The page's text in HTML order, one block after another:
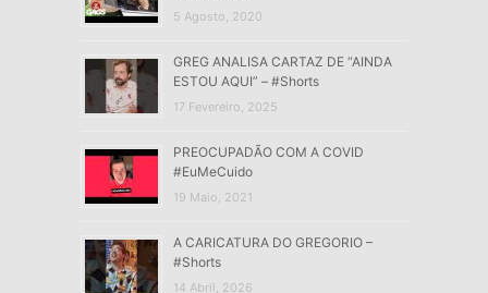
5 Agosto, 2020
GREG ANALISA CARTAZ DE “AINDA
ESTOU AQUI” – #Shorts
17 Fevereiro, 2025
PREOCUPADÃO COM A COVID
#EuMeCuido
19 Maio, 2021
A CARICATURA DO GREGORIO –
#Shorts
14 Abril, 2026